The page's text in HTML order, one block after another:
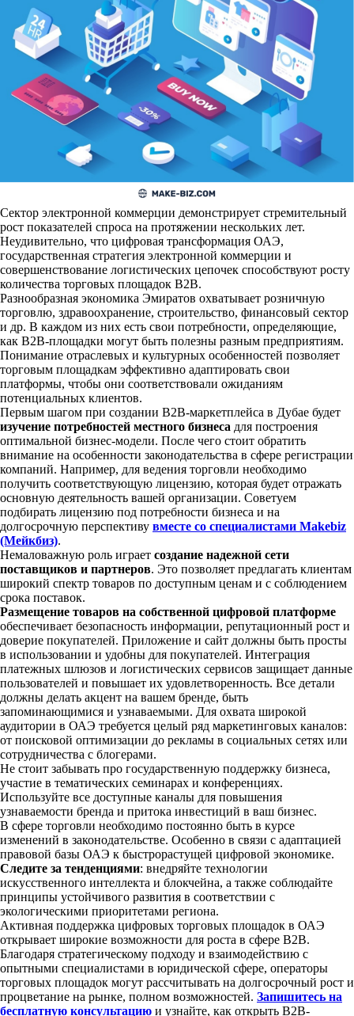
Сектор электронной коммерции демонстрирует стремительный
рост показателей спроса на протяжении нескольких лет.
Неудивительно, что цифровая трансформация ОАЭ,
государственная стратегия электронной коммерции и
совершенствование логистических цепочек способствуют росту
количества торговых площадок B2B.
Разнообразная экономика Эмиратов охватывает розничную
торговлю, здравоохранение, строительство, финансовый сектор
и др. В каждом из них есть свои потребности, определяющие,
как B2B-площадки могут быть полезны разным предприятиям.
Понимание отраслевых и культурных особенностей позволяет
торговым площадкам эффективно адаптировать свои
платформы, чтобы они соответствовали ожиданиям
потенциальных клиентов.
Первым шагом при создании B2B-маркетплейса в Дубае будет
изучение потребностей местного бизнеса для построения
оптимальной бизнес-модели. После чего стоит обратить
внимание на особенности законодательства в сфере регистрации
компаний. Например, для ведения торговли необходимо
получить соответствующую лицензию, которая будет отражать
основную деятельность вашей организации. Советуем
подбирать лицензию под потребности бизнеса и на
долгосрочную перспективу вместе со специалистами Makebiz
(Мейкбиз).
Немаловажную роль играет создание надежной сети
поставщиков и партнеров. Это позволяет предлагать клиентам
широкий спектр товаров по доступным ценам и с соблюдением
срока поставок.
Размещение товаров на собственной цифровой платформе
обеспечивает безопасность информации, репутационный рост и
доверие покупателей. Приложение и сайт должны быть просты
в использовании и удобны для покупателей. Интеграция
платежных шлюзов и логистических сервисов защищает данные
пользователей и повышает их удовлетворенность. Все детали
должны делать акцент на вашем бренде, быть
запоминающимися и узнаваемыми. Для охвата широкой
аудитории в ОАЭ требуется целый ряд маркетинговых каналов:
от поисковой оптимизации до рекламы в социальных сетях или
сотрудничества с блогерами.
Не стоит забывать про государственную поддержку бизнеса,
участие в тематических семинарах и конференциях.
Используйте все доступные каналы для повышения
узнаваемости бренда и притока инвестиций в ваш бизнес.
В сфере торговли необходимо постоянно быть в курсе
изменений в законодательстве. Особенно в связи с адаптацией
правовой базы ОАЭ к быстрорастущей цифровой экономике.
Следите за тенденциями: внедряйте технологии
искусственного интеллекта и блокчейна, а также соблюдайте
принципы устойчивого развития в соответствии с
экологическими приоритетами региона.
Активная поддержка цифровых торговых площадок в ОАЭ
открывает широкие возможности для роста в сфере B2B.
Благодаря стратегическому подходу и взаимодействию с
опытными специалистами в юридической сфере, операторы
торговых площадок могут рассчитывать на долгосрочный рост и
процветание на рынке, полном возможностей. Запишитесь на
бесплатную консультацию и узнайте, как открыть B2B-